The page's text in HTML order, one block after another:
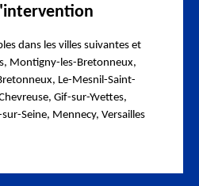
dans les villes suivantes et
Montigny-les-Bretonneux,
Le-Mesnil-Saint-
Gif-sur-Yvettes,
Seine, Mennecy, Versailles